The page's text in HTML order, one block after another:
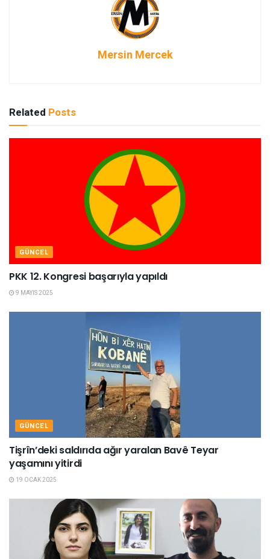
Mersin Mercek
Related Posts
GÜNCEL
PKK 12. Kongresi başarıyla yapıldı
9 MAYIS 2025
GÜNCEL
Tişrîn’deki saldırıda ağır yaralan Bavê Teyar
yaşamını yitirdi
19 OCAK 2025